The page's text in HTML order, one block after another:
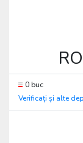
0 buc
Verificați și alte